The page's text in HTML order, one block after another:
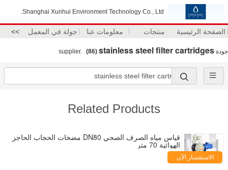
Shanghai Xunhui Environment Technology Co., Ltd.
الصفحة الرئيسية منتجات معلومات عنا جولة في المعمل >>
جودة stainless steel filter cartridges
(86)
Related Products
قياس مياه الصرف الصحي DN80 مضخات الحجاب الحاجز
الهوائية 70 متر
الاستفسار الآن